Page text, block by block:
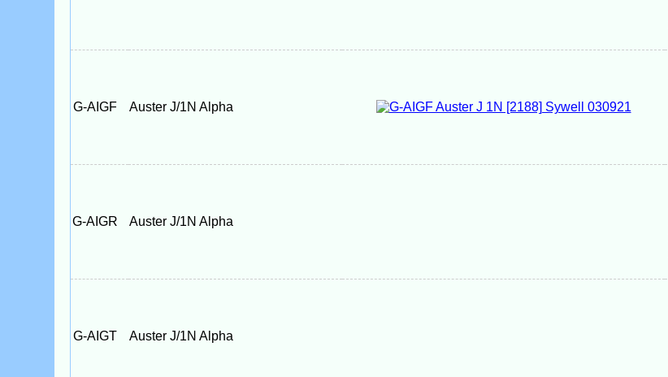
G-AIGF Auster J/1N Alpha
G-AIGR Auster J/1N Alpha
G-AIGT Auster J/1N Alpha